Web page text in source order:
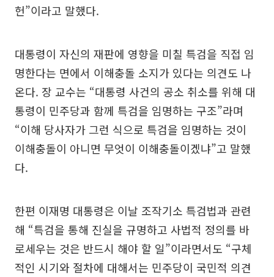
헌”이라고 말했다.
대통령이 자신의 재판에 영향을 미칠 특검을 직접 임
명한다는 면에서 이해충돌 소지가 있다는 의견도 나
온다. 장 교수는 “대통령 사건의 공소 취소를 위해 대
통령이 민주당과 함께 특검을 임명하는 구조”라며
“이해 당사자가 그런 식으로 특검을 임명하는 것이
이해충돌이 아니면 무엇이 이해충돌이겠냐”고 말했
다.
한편 이재명 대통령은 이날 조작기소 특검법과 관련
해 “특검을 통해 진실을 규명하고 사법적 정의를 바
로세우는 것은 반드시 해야 할 일”이라면서도 “구체
적인 시기와 절차에 대해서는 민주당이 국민적 의견